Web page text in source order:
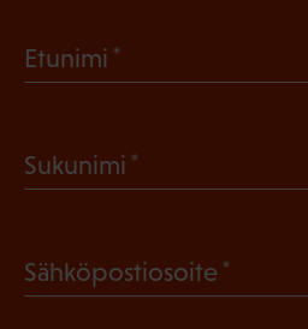
Etunimi
l
Sukunimi
k
Sähköpostiosoite